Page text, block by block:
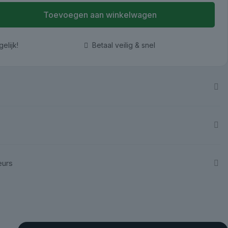
Toevoegen aan winkelwagen
Betaal veilig & snel